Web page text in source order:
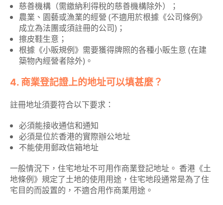
慈善機構（需繳納利得稅的慈善機構除外）；
農業、園藝或漁業的經營 (不適用於根據《公司條例》
成立為法團或須註冊的公司)；
擦皮鞋生意；
根據《小販規例》需要獲得牌照的各種小販生意 (在建
築物內經營者除外)。
4. 商業登記證上的地址可以填甚麼？
註冊地址須要符合以下要求：
必須能接收通信和通知
必須是位於香港的實際辦公地址
不能使用郵政信箱地址
一般情況下，住宅地址不可用作商業登記地址。 香港《土
地條例》規定了土地的使用用途，住宅地段通常是為了住
宅目的而設置的，不適合用作商業用途。